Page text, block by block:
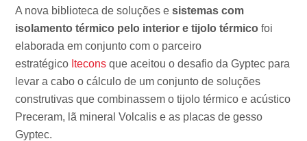
A nova biblioteca de soluções esistemas com
isolamento térmico pelo interior e tijolo térmico foi
elaborada em conjunto com o parceiro
estratégico Itecons que aceitou o desafio da Gyptec para
levar a cabo o cálculo de um conjunto de soluções
construtivas que combinassem o tijolo térmico e acústico
Preceram, lã mineral Volcalis e as placas de gesso
Gyptec.